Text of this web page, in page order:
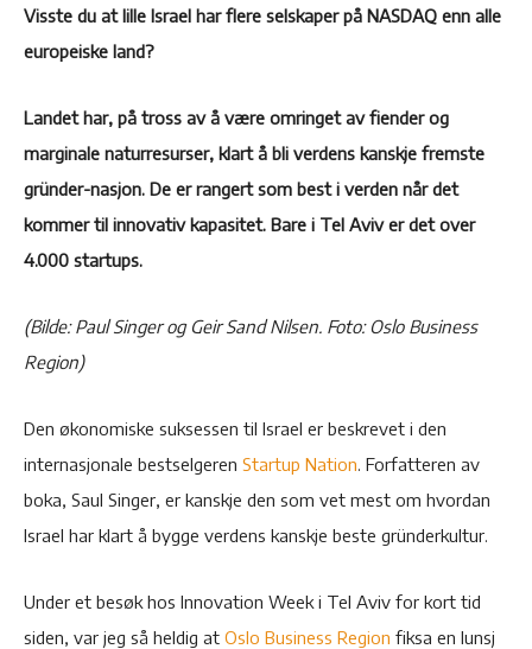
Visste du at lille Israel har flere selskaper på NASDAQ enn alle
europeiske land?
Landet har, på tross av å være omringet av fiender og
marginale naturresurser, klart å bli verdens kanskje fremste
gründer-nasjon. De er rangert som best i verden når det
kommer til innovativ kapasitet. Bare i Tel Aviv er det over
4.000 startups.
(Bilde: Paul Singer og Geir Sand Nilsen. Foto: Oslo Business
Region)
Den økonomiske suksessen til Israel er beskrevet i den
internasjonale bestselgeren Startup Nation. Forfatteren av
boka, Saul Singer, er kanskje den som vet mest om hvordan
Israel har klart å bygge verdens kanskje beste gründerkultur.
Under et besøk hos Innovation Week i Tel Aviv for kort tid
siden, var jeg så heldig at Oslo Business Region fiksa en lunsj